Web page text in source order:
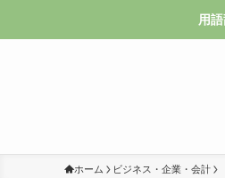
用
ホーム ビジネス・企業・会計